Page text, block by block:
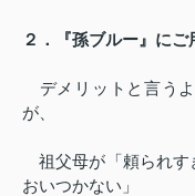
２．『孫ブルー』にご
デメリットと言う
が、
祖父母が「頼られす
おいつかない」